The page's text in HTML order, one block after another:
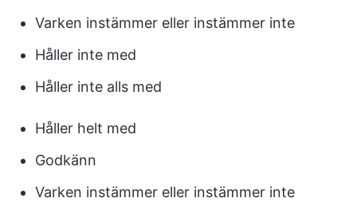
Varken instämmer eller instämmer inte
Håller inte med
Håller inte alls med
Håller helt med
Godkänn
Varken instämmer eller instämmer inte